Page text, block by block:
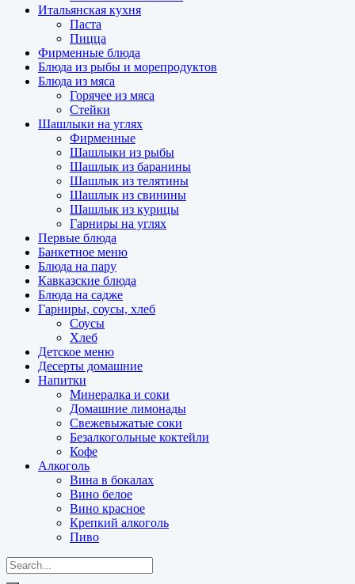
Итальянская кухня
Паста
Пицца
Фирменные блюда
Блюда из рыбы и морепродуктов
Блюда из мяса
Горячее из мяса
Стейки
Шашлыки на углях
Фирменные
Шашлыки из рыбы
Шашлык из баранины
Шашлык из телятины
Шашлык из свинины
Шашлык из курицы
Гарниры на углях
Первые блюда
Банкетное меню
Блюда на пару
Кавказские блюда
Блюда на садже
Гарниры, соусы, хлеб
Соусы
Хлеб
Детское меню
Десерты домашние
Напитки
Минералка и соки
Домашние лимонады
Свежевыжатые соки
Безалкогольные коктейли
Кофе
Алкоголь
Вина в бокалах
Вино белое
Вино красное
Крепкий алкоголь
Пиво